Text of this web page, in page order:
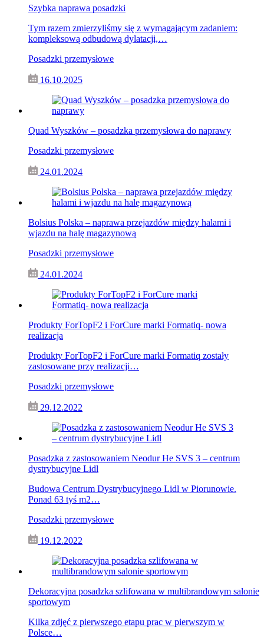
Szybka naprawa posadzki
Tym razem zmierzyliśmy się z wymagającym zadaniem:
kompleksową odbudową dylatacji,…
Posadzki przemysłowe
16.10.2025
Quad Wyszków – posadzka przemysłowa do naprawy
Posadzki przemysłowe
24.01.2024
Bolsius Polska – naprawa przejazdów między halami i
wjazdu na halę magazynową
Posadzki przemysłowe
24.01.2024
Produkty ForTopF2 i ForCure marki Formatiq- nowa
realizacja
Produkty ForTopF2 i ForCure marki Formatiq zostały
zastosowane przy realizacji…
Posadzki przemysłowe
29.12.2022
Posadzka z zastosowaniem Neodur He SVS 3 – centrum
dystrybucyjne Lidl
Budowa Centrum Dystrybucyjnego Lidl w Piorunowie.
Ponad 63 tyś m2…
Posadzki przemysłowe
19.12.2022
Dekoracyjna posadzka szlifowana w multibrandowym salonie
sportowym
Kilka zdjęć z pierwszego etapu prac w pierwszym w
Polsce…